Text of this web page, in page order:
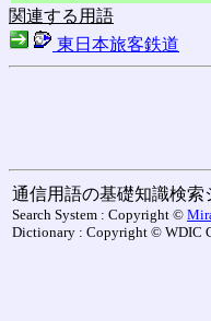
関連する用語
東日本旅客鉄道
通信用語の基礎知識検索
Search System : Copyright ©
Dictionary : Copyright © WDIC